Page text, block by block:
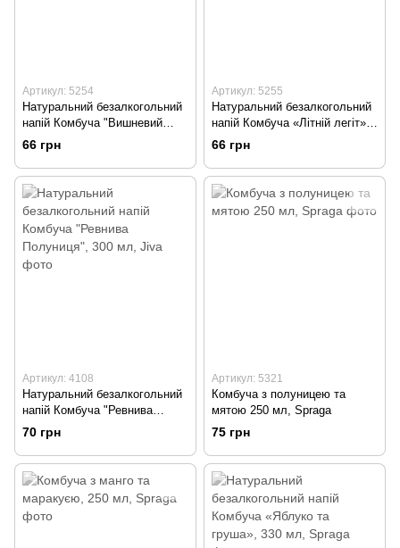
Артикул: 5254
Натуральний безалкогольний
напій Комбуча "Вишневий
лаймонад", 300 мл, Jiva
66 грн
Артикул: 5255
Натуральний безалкогольний
напій Комбуча «Літній легіт»,
300 мл, Jiva
66 грн
Артикул: 4108
Натуральний безалкогольний
напій Комбуча "Ревнива
Полуниця", 300 мл, Jiva
70 грн
Артикул: 5321
Комбуча з полуницею та
мятою 250 мл, Spraga
75 грн